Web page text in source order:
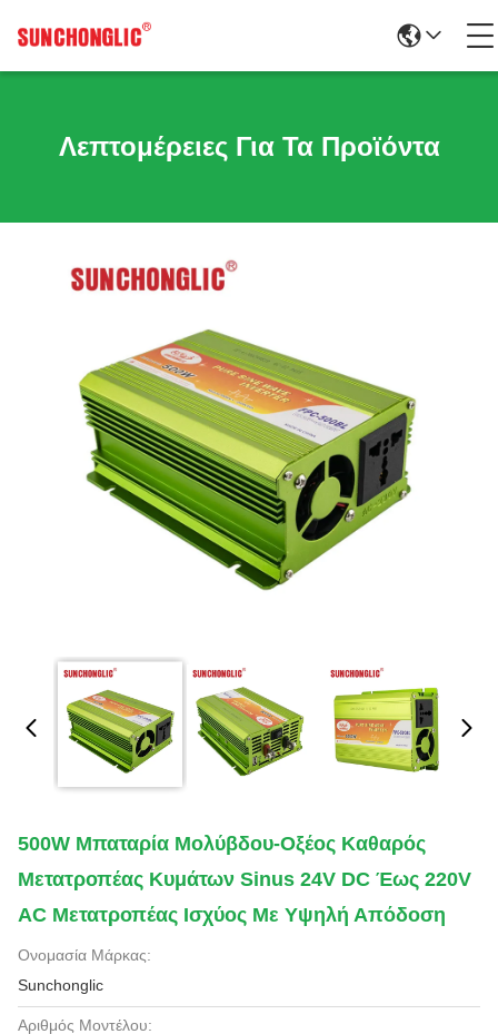
Λεπτομέρειες Για Τα Προϊόντα
500W Μπαταρία Μολύβδου-Οξέος Καθαρός
Μετατροπέας Κυμάτων Sinus 24V DC Έως 220V
AC Μετατροπέας Ισχύος Με Υψηλή Απόδοση
Ονομασία Μάρκας:
Sunchonglic
Αριθμός Μοντέλου: